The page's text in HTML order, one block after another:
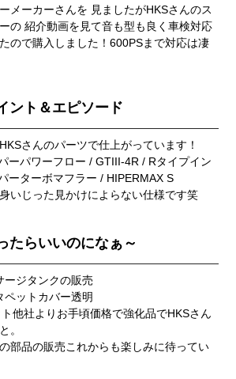
メーカーさんを 見ましたがHKSさんのス
の 紹介動画を見て音も型も良く車検対応
ので購入しました！600PSまで対応は凄
ント＆エピソード
さんのパーツで仕上がっています！
ーパワーフロー / GTIII-4R / Rタイプイン
ーターボマフラー / HIPERMAX S
いじった見かけによらない仕様です笑
たらいいのになぁ～
ージタンクの販売
ペットカバー透明
他社よりお手頃価格で強化品でHKSさん
。
部品の販売これからも楽しみに待ってい